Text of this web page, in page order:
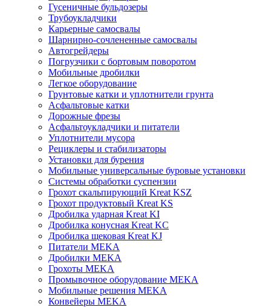
Гусеничные бульдозеры
Трубоукладчики
Карьерные самосвалы
Шарнирно-сочлененные cамосвалы
Автогрейдеры
Погрузчики с бортовым поворотом
Мобильные дробилки
Легкое оборудование
Грунтовые катки и уплотнители грунта
Асфальтовые катки
Дорожные фрезы
Асфальтоукладчики и питатели
Уплотнители мусора
Рециклеры и стабилизаторы
Установки для бурения
Мобильные универсальные буровые установки
Системы обработки суспензии
Грохот скальпирующий Kreat KSZ
Грохот продуктовый Kreat KS
Дробилка ударная Kreat KI
Дробилка конусная Kreat KC
Дробилка щековая Kreat KJ
Питатели MEKA
Дробилки MEKA
Грохоты MEKA
Промывочное оборудование MEKA
Мобильные решения MEKA
Конвейеры MEKA